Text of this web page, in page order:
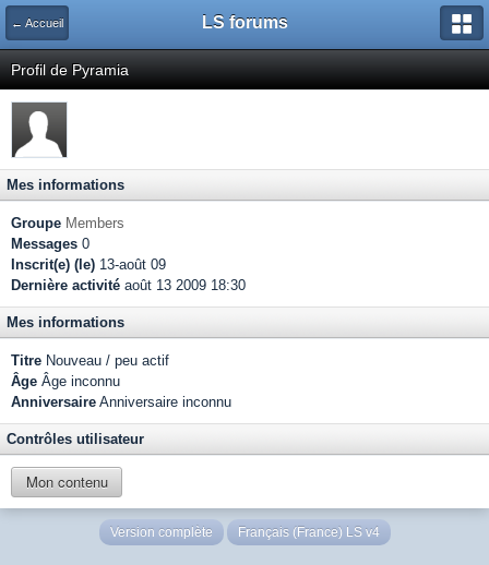
← Accueil LS forums
Profil de Pyramia
Mes informations
Groupe Members
Messages 0
Inscrit(e) (le) 13-août 09
Dernière activité août 13 2009 18:30
Mes informations
Titre Nouveau / peu actif
Âge Âge inconnu
Anniversaire Anniversaire inconnu
Contrôles utilisateur
Mon contenu
Version complète Français (France) LS v4